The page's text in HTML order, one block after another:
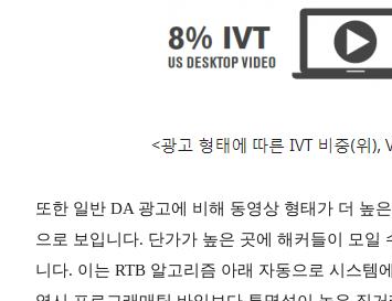
또한 일반 DA 광고에 비해 동영상 형태가 더 높
으로 보입니다. 단가가 높은 곳에 해커들이 모
니다. 이는 RTB 알고리즘 아래 자동으로 시스템